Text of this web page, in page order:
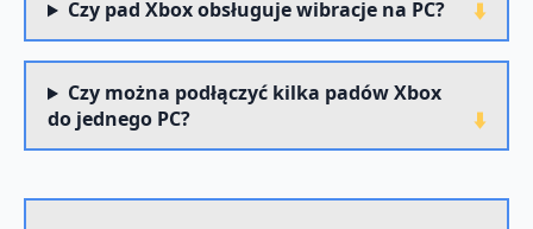
Czy pad Xbox obsługuje wibracje na PC?
Czy można podłączyć kilka padów Xbox
do jednego PC?